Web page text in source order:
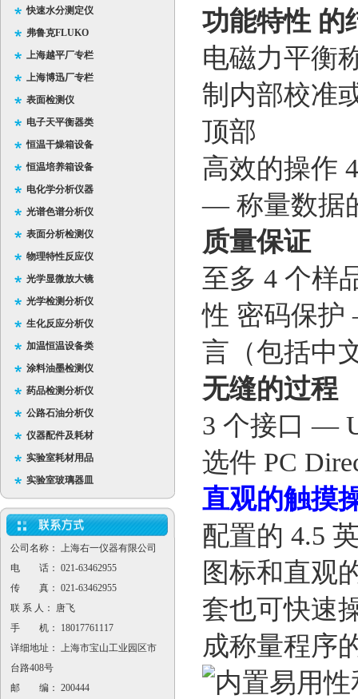
快速水分测定仪
弗鲁克FLUKO
上海越平厂专栏
上海博迅厂专栏
表面检测仪
电子天平衡器类
恒温干燥箱设备
恒温培养箱设备
电化学分析仪器
光谱色谱分析仪
表面分析检测仪
物理特性反应仪
光学显微放大镜
光学检测分析仪
生化反应分析仪
加温恒温设备类
涂料油墨检测仪
药品检测分析仪
公路石油分析仪
仪器配件及耗材
实验室耗材用品
实验室玻璃器皿
公司名称： 上海右一仪器有限公司
电 话： 021-63462955
传 真： 021-63462955
联 系 人： 唐飞
手 机： 18017761117
详细地址： 上海市宝山工业园区市
台路408号
邮 编： 200444
功能特性 的
电磁力平衡
制内部校准
顶部
高效的操作
— 称量数据
质量保证
至多 4 个样
性 密码保护
言（包括中
无缝的过程
3 个接口 —
选件 PC
直观的触摸
配置的 4.5
图标和直观
套也可快速
成称量程序